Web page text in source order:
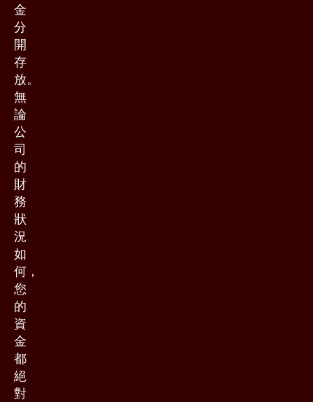
金
分
開
存
放。
無
論
公
司
的
財
務
狀
況
如
何，
您
的
資
金
都
絕
對